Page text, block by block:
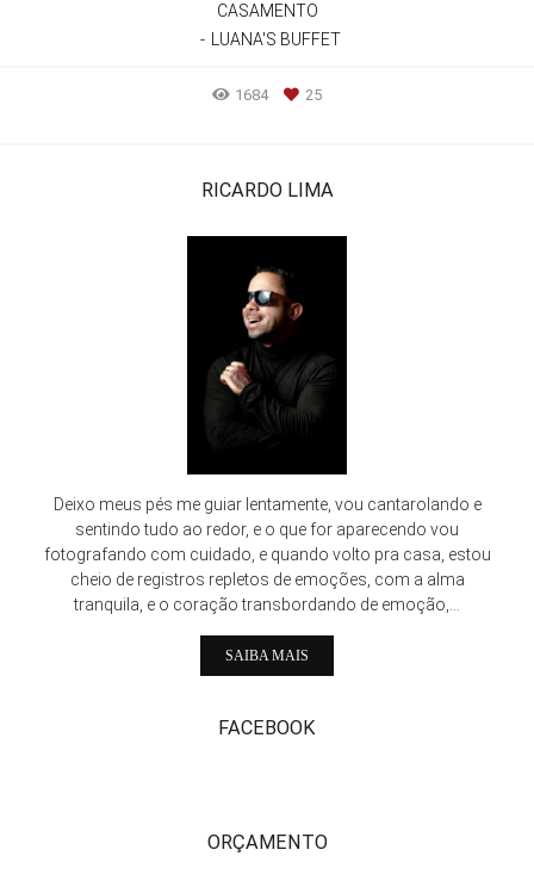
CASAMENTO
LUANA'S BUFFET
1684 25
RICARDO LIMA
Deixo meus pés me guiar lentamente, vou cantarolando e
sentindo tudo ao redor, e o que for aparecendo vou
fotografando com cuidado, e quando volto pra casa, estou
cheio de registros repletos de emoções, com a alma
tranquila, e o coração transbordando de emoção,...
SAIBA MAIS
FACEBOOK
ORÇAMENTO